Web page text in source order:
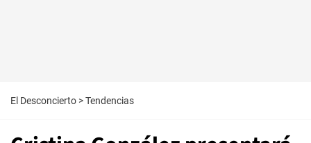
El Desconcierto >Tendencias